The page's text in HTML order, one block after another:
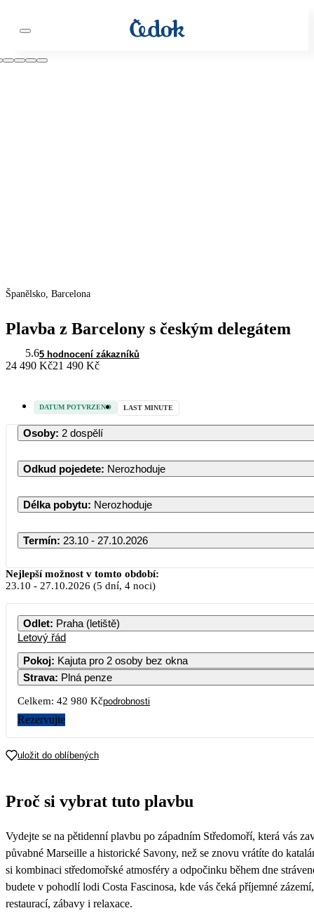
Španělsko, Barcelona
Plavba z Barcelony s českým delegátem
5.65 hodnocení zákazníků
24 490 Kč21 490 Kč
DATUM POTVRZENO LAST MINUTE
Osoby: 2 dospělí
Odkud pojedete: Nerozhoduje
Délka pobytu: Nerozhoduje
Termín: 23.10 - 27.10.2026
Říjen 2026
PO ÚT ST ČT PÁ SO NE
Nejlepší možnost v tomto období:
23.10 - 27.10.2026 (5 dní, 4 noci)
Odlet: Praha (letiště)
Letový řád
Pokoj: Kajuta pro 2 osoby bez okna
Strava: Plná penze
Celkem: 42 980 Kčpodrobnosti
Rezervujte
uložit do oblíbených
Proč si vybrat tuto plavbu
Vydejte se na pětidenní plavbu po západním Středomoří, která vás
půvabné Marseille a historické Savony, než se znovu vrátíte do
si kombinaci středomořské atmosféry a odpočinku během dne
budete v pohodlí lodi Costa Fascinosa, kde vás čeká příjemné
restaurací, zábavy i relaxace.